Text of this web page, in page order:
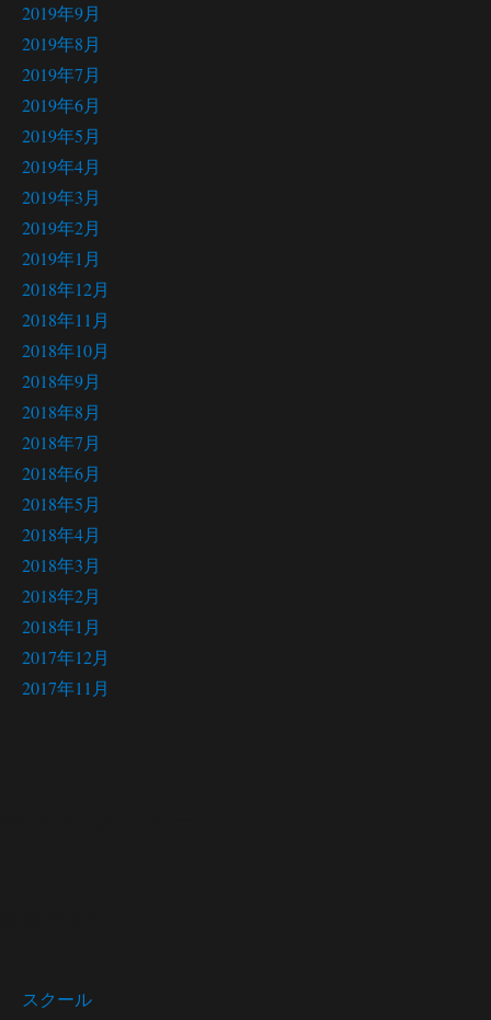
2019年9月
2019年8月
2019年7月
2019年6月
2019年5月
2019年4月
2019年3月
2019年2月
2019年1月
2018年12月
2018年11月
2018年10月
2018年9月
2018年8月
2018年7月
2018年6月
2018年5月
2018年4月
2018年3月
2018年2月
2018年1月
2017年12月
2017年11月
スクール